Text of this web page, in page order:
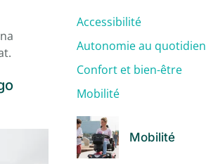
Accessibilité
Autonomie au quotidien
Confort et bien-être
Mobilité
Mobilité